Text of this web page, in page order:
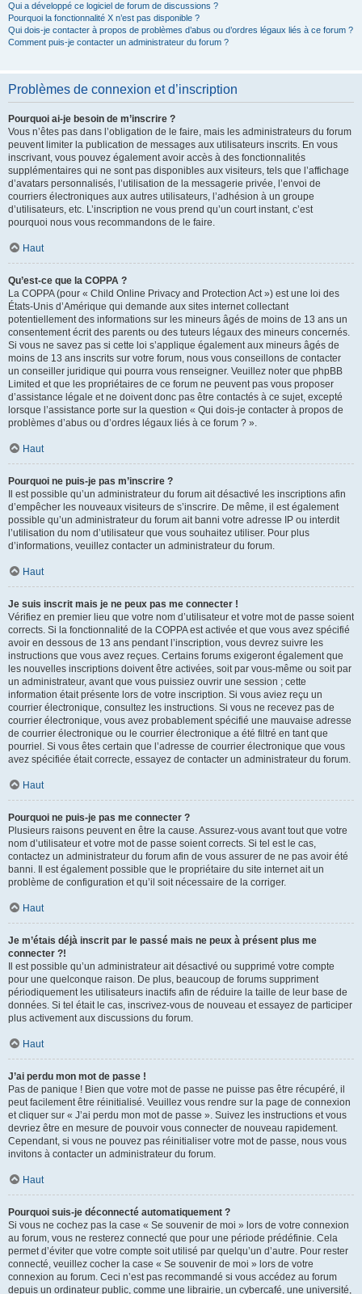
Qui a développé ce logiciel de forum de discussions ?
Pourquoi la fonctionnalité X n’est pas disponible ?
Qui dois-je contacter à propos de problèmes d’abus ou d’ordres légaux liés à ce forum ?
Comment puis-je contacter un administrateur du forum ?
Problèmes de connexion et d’inscription
Pourquoi ai-je besoin de m’inscrire ?
Vous n’êtes pas dans l’obligation de le faire, mais les administrateurs du forum
peuvent limiter la publication de messages aux utilisateurs inscrits. En vous
inscrivant, vous pouvez également avoir accès à des fonctionnalités
supplémentaires qui ne sont pas disponibles aux visiteurs, tels que l’affichage
d’avatars personnalisés, l’utilisation de la messagerie privée, l’envoi de
courriers électroniques aux autres utilisateurs, l’adhésion à un groupe
d’utilisateurs, etc. L’inscription ne vous prend qu’un court instant, c’est
pourquoi nous vous recommandons de le faire.
Haut
Qu’est-ce que la COPPA ?
La COPPA (pour « Child Online Privacy and Protection Act ») est une loi des
États-Unis d’Amérique qui demande aux sites internet collectant
potentiellement des informations sur les mineurs âgés de moins de 13 ans un
consentement écrit des parents ou des tuteurs légaux des mineurs concernés.
Si vous ne savez pas si cette loi s’applique également aux mineurs âgés de
moins de 13 ans inscrits sur votre forum, nous vous conseillons de contacter
un conseiller juridique qui pourra vous renseigner. Veuillez noter que phpBB
Limited et que les propriétaires de ce forum ne peuvent pas vous proposer
d’assistance légale et ne doivent donc pas être contactés à ce sujet, excepté
lorsque l’assistance porte sur la question « Qui dois-je contacter à propos de
problèmes d’abus ou d’ordres légaux liés à ce forum ? ».
Haut
Pourquoi ne puis-je pas m’inscrire ?
Il est possible qu’un administrateur du forum ait désactivé les inscriptions afin
d’empêcher les nouveaux visiteurs de s’inscrire. De même, il est également
possible qu’un administrateur du forum ait banni votre adresse IP ou interdit
l’utilisation du nom d’utilisateur que vous souhaitez utiliser. Pour plus
d’informations, veuillez contacter un administrateur du forum.
Haut
Je suis inscrit mais je ne peux pas me connecter !
Vérifiez en premier lieu que votre nom d’utilisateur et votre mot de passe soient
corrects. Si la fonctionnalité de la COPPA est activée et que vous avez spécifié
avoir en dessous de 13 ans pendant l’inscription, vous devrez suivre les
instructions que vous avez reçues. Certains forums exigeront également que
les nouvelles inscriptions doivent être activées, soit par vous-même ou soit par
un administrateur, avant que vous puissiez ouvrir une session ; cette
information était présente lors de votre inscription. Si vous aviez reçu un
courrier électronique, consultez les instructions. Si vous ne recevez pas de
courrier électronique, vous avez probablement spécifié une mauvaise adresse
de courrier électronique ou le courrier électronique a été filtré en tant que
pourriel. Si vous êtes certain que l’adresse de courrier électronique que vous
avez spécifiée était correcte, essayez de contacter un administrateur du forum.
Haut
Pourquoi ne puis-je pas me connecter ?
Plusieurs raisons peuvent en être la cause. Assurez-vous avant tout que votre
nom d’utilisateur et votre mot de passe soient corrects. Si tel est le cas,
contactez un administrateur du forum afin de vous assurer de ne pas avoir été
banni. Il est également possible que le propriétaire du site internet ait un
problème de configuration et qu’il soit nécessaire de la corriger.
Haut
Je m’étais déjà inscrit par le passé mais ne peux à présent plus me
connecter ?!
Il est possible qu’un administrateur ait désactivé ou supprimé votre compte
pour une quelconque raison. De plus, beaucoup de forums suppriment
périodiquement les utilisateurs inactifs afin de réduire la taille de leur base de
données. Si tel était le cas, inscrivez-vous de nouveau et essayez de participer
plus activement aux discussions du forum.
Haut
J’ai perdu mon mot de passe !
Pas de panique ! Bien que votre mot de passe ne puisse pas être récupéré, il
peut facilement être réinitialisé. Veuillez vous rendre sur la page de connexion
et cliquer sur « J’ai perdu mon mot de passe ». Suivez les instructions et vous
devriez être en mesure de pouvoir vous connecter de nouveau rapidement.
Cependant, si vous ne pouvez pas réinitialiser votre mot de passe, nous vous
invitons à contacter un administrateur du forum.
Haut
Pourquoi suis-je déconnecté automatiquement ?
Si vous ne cochez pas la case « Se souvenir de moi » lors de votre connexion
au forum, vous ne resterez connecté que pour une période prédéfinie. Cela
permet d’éviter que votre compte soit utilisé par quelqu’un d’autre. Pour rester
connecté, veuillez cocher la case « Se souvenir de moi » lors de votre
connexion au forum. Ceci n’est pas recommandé si vous accédez au forum
depuis un ordinateur public, comme une librairie, un cybercafé, une université,